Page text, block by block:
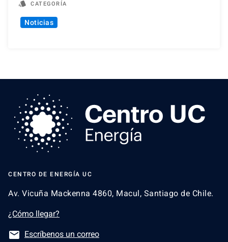
style CATEGORÍA
Noticias
CENTRO DE ENERGÍA UC
Av. Vicuña Mackenna 4860, Macul, Santiago de Chile.
¿Cómo llegar?
email Escríbenos un correo